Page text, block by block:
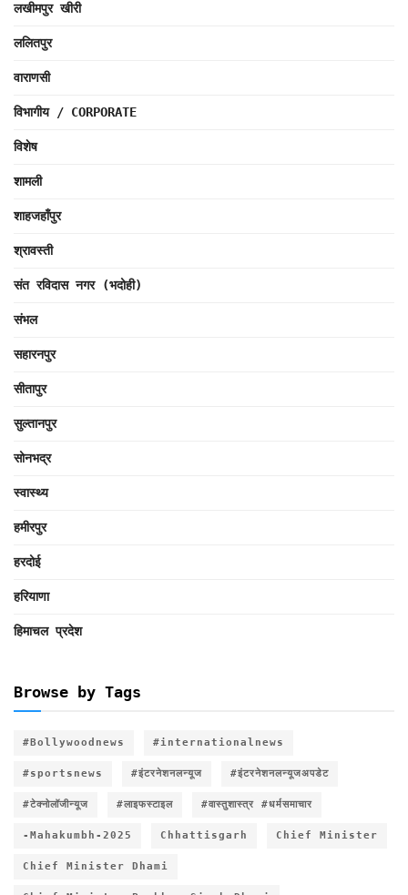
लखीमपुर खीरी
ललितपुर
वाराणसी
विभागीय / CORPORATE
विशेष
शामली
शाहजहाँपुर
श्रावस्ती
संत रविदास नगर (भदोही)
संभल
सहारनपुर
सीतापुर
सुल्तानपुर
सोनभद्र
स्वास्थ्य
हमीरपुर
हरदोई
हरियाणा
हिमाचल प्रदेश
Browse by Tags
#Bollywoodnews #internationalnews
#sportsnews #इंटरनेशनलन्यूज #इंटरनेशनलन्यूजअपडेट
#टेक्नोलॉजीन्यूज #लाइफस्टाइल #वास्तुशास्त्र #धर्मसमाचार
-Mahakumbh-2025 Chhattisgarh Chief Minister
Chief Minister Dhami